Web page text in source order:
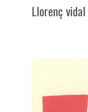
Llorenç vidal